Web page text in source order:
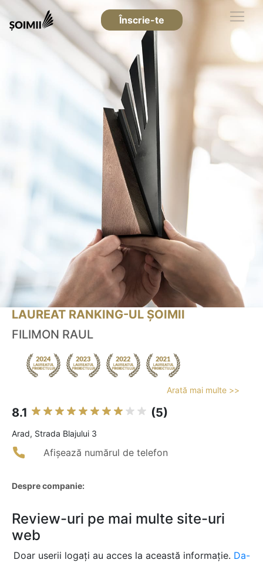
Înscrie-te
LAUREAT RANKING-UL ȘOIMII
FILIMON RAUL
Arată mai multe >>
8.1 (5)
Arad, Strada Blajului 3
Afișează numărul de telefon
Despre companie:
Review-uri pe mai multe site-uri
web
Doar userii logați au acces la această informație. Da-